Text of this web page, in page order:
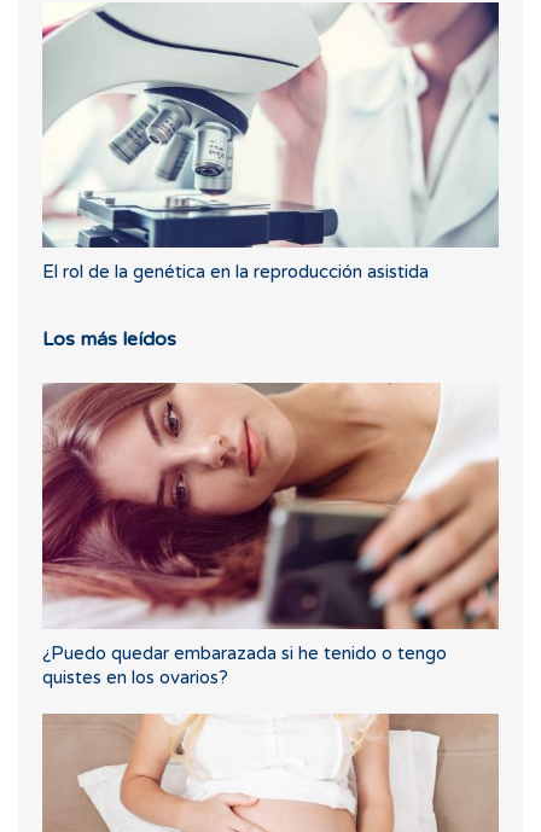
El rol de la genética en la reproducción asistida
Los más leídos
¿Puedo quedar embarazada si he tenido o tengo
quistes en los ovarios?